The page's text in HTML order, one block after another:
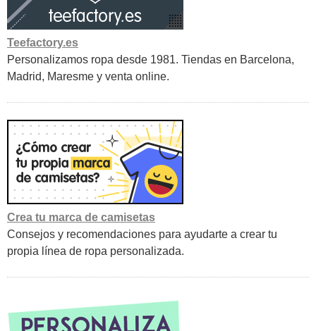
Teefactory.es
Personalizamos ropa desde 1981. Tiendas en Barcelona,
Madrid, Maresme y venta online.
Crea tu marca de camisetas
Consejos y recomendaciones para ayudarte a crear tu
propia línea de ropa personalizada.